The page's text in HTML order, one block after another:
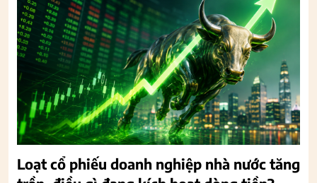
Loạt cổ phiếu doanh nghiệp nhà nước tăng